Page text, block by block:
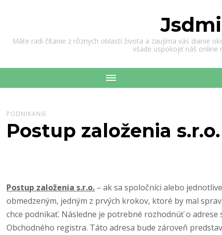
Jsdmi
Máte radi čítanie z rôznych oblastí života a zaujíma vás dianie
všade uspokojiť náš online
PODNIKANIE
Postup založenia s.r.o.
Postup založenia s.r.o. – ak sa spoločníci alebo
obmedzeným, jedným z prvých krokov, ktoré by mal
chce podnikať. Následne je potrebné rozhodnúť o
Obchodného registra. Táto adresa bude zároveň